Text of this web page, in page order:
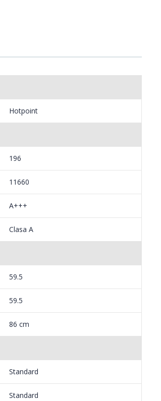
Hotpoint
196
11660
A+++
Clasa A
59.5
59.5
86 cm
Standard
Standard
HHB-DC1000SSBK ...
139,00 Lei